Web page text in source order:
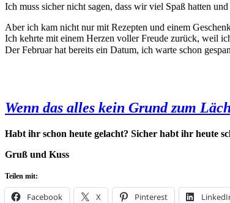
Ich muss sicher nicht sagen, dass wir viel Spaß hatten
Aber ich kam nicht nur mit Rezepten und einem
Ich kehrte mit einem Herzen voller Freude zurück, weil
Der Februar hat bereits ein Datum, ich warte schon
Wenn das alles kein Grund zum
Habt ihr schon heute gelacht? Sicher habt ihr heute
Gruß und Kuss
Teilen mit:
Facebook X Pinterest